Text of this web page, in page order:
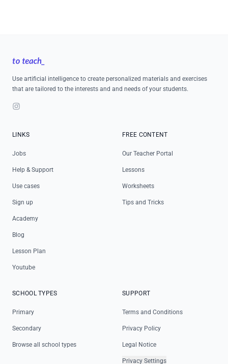
Use artificial intelligence to create personalized materials and exercises
that are tailored to the interests and and needs of your students.
Instagram
LINKS
Jobs
Help & Support
Use cases
Sign up
Academy
Blog
Lesson Plan
Youtube
FREE CONTENT
Our Teacher Portal
Lessons
Worksheets
Tips and Tricks
SCHOOL TYPES
Primary
Secondary
Browse all school types
SUPPORT
Terms and Conditions
Privacy Policy
Legal Notice
Privacy Settings